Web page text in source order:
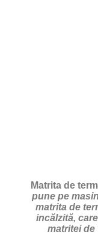
Matrita de
pune pe
matrita de
incălzită,
matritei de